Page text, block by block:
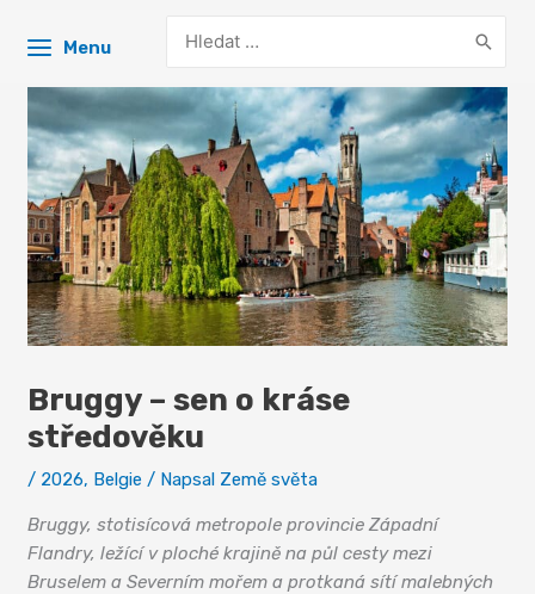
Menu
for:
Bruggy – sen o kráse
středověku
/ 2026, Belgie / Napsal Země světa
Bruggy, stotisícová metropole provincie Západní
Flandry, ležící v ploché krajině na půl cesty mezi
Bruselem a Severním mořem a protkaná sítí malebných